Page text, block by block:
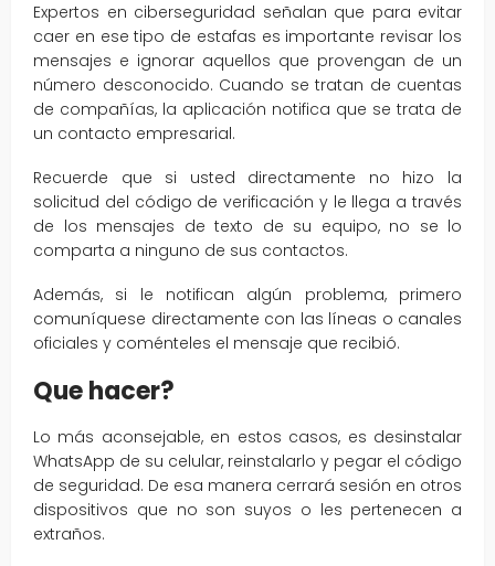
Expertos en ciberseguridad señalan que para evitar
caer en ese tipo de estafas es importante revisar los
mensajes e ignorar aquellos que provengan de un
número desconocido. Cuando se tratan de cuentas
de compañías, la aplicación notifica que se trata de
un contacto empresarial.
Recuerde que si usted directamente no hizo la
solicitud del código de verificación y le llega a través
de los mensajes de texto de su equipo, no se lo
comparta a ninguno de sus contactos.
Además, si le notifican algún problema, primero
comuníquese directamente con las líneas o canales
oficiales y coménteles el mensaje que recibió.
Que hacer?
Lo más aconsejable, en estos casos, es desinstalar
WhatsApp de su celular, reinstalarlo y pegar el código
de seguridad. De esa manera cerrará sesión en otros
dispositivos que no son suyos o les pertenecen a
extraños.